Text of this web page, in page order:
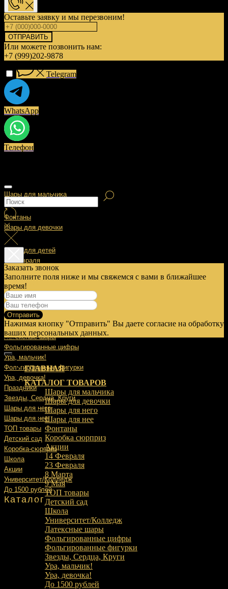
Шары для мальчика
Фонтаны
Шары для девочки
Шары для детей
14 Февраля
23 Февраля
8 Марта
9 Мая
Выписка
Латексные шары
Фольгированные цифры
Ура, мальчик!
Фольгированные фигурки
Ура, девочка!
Праздники
Звезды, Сердца, Круги
Шары для него
Шары для нее
ТОП товары
Детский сад
Коробка-сюрприз
Школа
Акции
Университет/Колледж
До 1500 рублей
Каталог
Оставьте заявку и мы перезвоним!
ОТПРАВИТЬ
Или можете позвонить нам:
+7 (999)202-9878
Telegram
WhatsApp
Телефон
Заказать звонок
Заполните поля ниже и мы свяжемся с вами в ближайшее
время!
Отправить
Нажимая кнопку "Отправить" Вы даете согласие на обработку
ваших персональных данных.
ГЛАВНАЯ
КАТАЛОГ ТОВАРОВ
Шары для мальчика
Шары для девочки
Шары для него
Шары для нее
Фонтаны
Коробка сюрприз
Акции
14 Февраля
23 Февраля
8 Марта
9 Мая
ТОП товары
Детский сад
Школа
Университет/Колледж
Латексные шары
Фольгированные цифры
Фольгированные фигурки
Звезды, Сердца, Круги
Ура, мальчик!
Ура, девочка!
До 1500 рублей